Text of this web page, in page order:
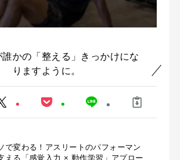
誰かの「整える」きっかけにな
りますように。
で変わる！アスリートのパフォーマン
える「感覚入力 × 動作学習」アプロー